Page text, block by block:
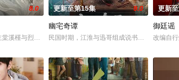
鉴定技术的支持下，通过摸排、勘查等传统刑侦手段，接
8.0
溪槿与烈云峥之间曲折动人的情感，以及他们在复杂局势中
更新至第15集 9.0
幽宅奇谭
民国时期，江淮与迅哥组成说书班子，偶遇“
更新
御廷谣
改编自